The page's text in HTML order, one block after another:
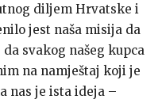
diljem Hrvatske i
jest naša misija da
svakog našeg kupca
na namještaj koji je
nas je ista ideja –